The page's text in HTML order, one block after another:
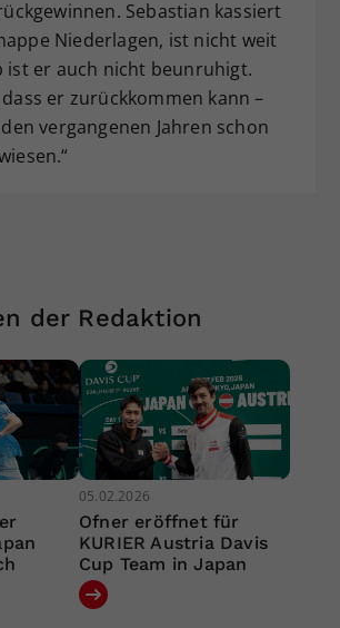
Sebastian kassiert
Niederlagen, ist nicht weit
ist er auch nicht beunruhigt.
er zurückkommen kann –
vergangenen Jahren schon
der Redaktion
05.02.2026
Ofner eröffnet für
KURIER Austria Davis
Cup Team in Japan